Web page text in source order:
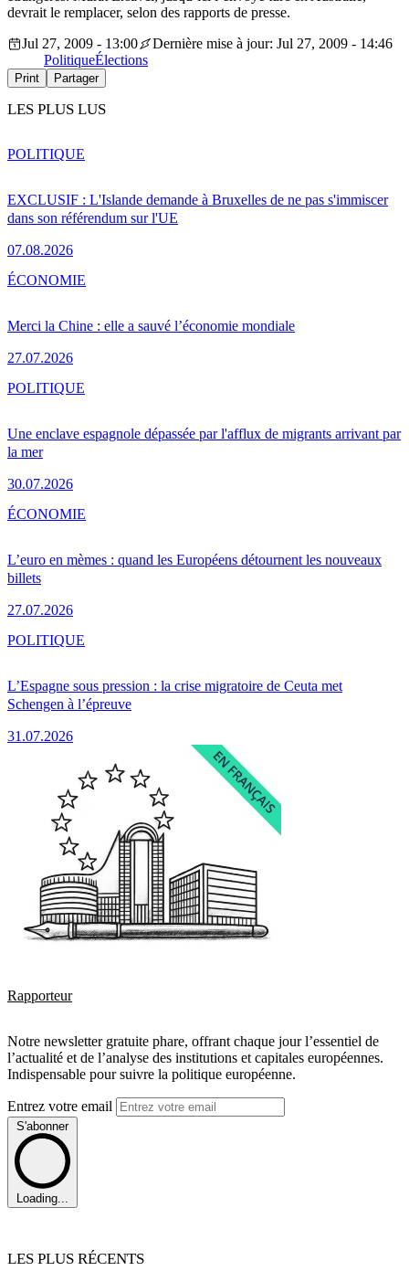
devrait le remplacer, selon des rapports de presse.
Jul 27, 2009 - 13:00
Dernière mise à jour: Jul 27, 2009 - 14:46
PolitiqueÉlections
Print Partager
LES PLUS LUS
EXCLUSIF : L'Islande demande à Bruxelles de ne pas s'immiscer
dans son référendum sur l'UE
07.08.2026
POLITIQUE
Merci la Chine : elle a sauvé l’économie mondiale
27.07.2026
ÉCONOMIE
Une enclave espagnole dépassée par l'afflux de migrants arrivant par
la mer
30.07.2026
POLITIQUE
L’euro en mèmes : quand les Européens détournent les nouveaux
billets
27.07.2026
ÉCONOMIE
L’Espagne sous pression : la crise migratoire de Ceuta met
Schengen à l’épreuve
31.07.2026
POLITIQUE
Rapporteur
Notre newsletter gratuite phare, offrant chaque jour l’essentiel de
l’actualité et de l’analyse des institutions et capitales européennes.
Indispensable pour suivre la politique européenne.
Entrez votre email
S'abonner
Loading...
LES PLUS RÉCENTS